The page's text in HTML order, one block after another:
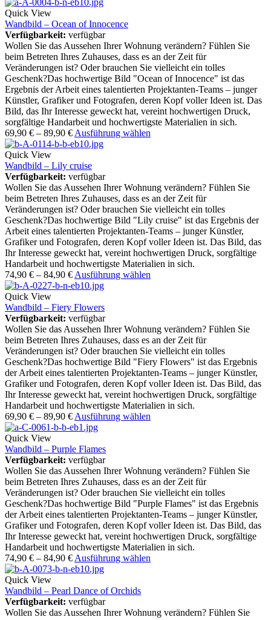
Quick View
Wandbild – Ocean of Innocence
Verfügbarkeit: verfügbar
Wollen Sie das Aussehen Ihrer Wohnung verändern? Fühlen Sie
beim Betreten Ihres Zuhauses, dass es an der Zeit für
Veränderungen ist? Oder brauchen Sie vielleicht ein tolles
Geschenk?Das hochwertige Bild "Ocean of Innocence" ist das
Ergebnis der Arbeit eines talentierten Projektanten-Teams – junger
Künstler, Grafiker und Fotografen, deren Kopf voller Ideen ist. Das
Bild, das Ihr Interesse geweckt hat, vereint hochwertigen Druck,
sorgfältige Handarbeit und hochwertigste Materialien in sich.
69,90 € – 89,90 € Ausführung wählen
Quick View
Wandbild – Lily cruise
Verfügbarkeit: verfügbar
Wollen Sie das Aussehen Ihrer Wohnung verändern? Fühlen Sie
beim Betreten Ihres Zuhauses, dass es an der Zeit für
Veränderungen ist? Oder brauchen Sie vielleicht ein tolles
Geschenk?Das hochwertige Bild "Lily cruise" ist das Ergebnis der
Arbeit eines talentierten Projektanten-Teams – junger Künstler,
Grafiker und Fotografen, deren Kopf voller Ideen ist. Das Bild, das
Ihr Interesse geweckt hat, vereint hochwertigen Druck, sorgfältige
Handarbeit und hochwertigste Materialien in sich.
74,90 € – 84,90 € Ausführung wählen
Quick View
Wandbild – Fiery Flowers
Verfügbarkeit: verfügbar
Wollen Sie das Aussehen Ihrer Wohnung verändern? Fühlen Sie
beim Betreten Ihres Zuhauses, dass es an der Zeit für
Veränderungen ist? Oder brauchen Sie vielleicht ein tolles
Geschenk?Das hochwertige Bild "Fiery Flowers" ist das Ergebnis
der Arbeit eines talentierten Projektanten-Teams – junger Künstler,
Grafiker und Fotografen, deren Kopf voller Ideen ist. Das Bild, das
Ihr Interesse geweckt hat, vereint hochwertigen Druck, sorgfältige
Handarbeit und hochwertigste Materialien in sich.
69,90 € – 89,90 € Ausführung wählen
Quick View
Wandbild – Purple Flames
Verfügbarkeit: verfügbar
Wollen Sie das Aussehen Ihrer Wohnung verändern? Fühlen Sie
beim Betreten Ihres Zuhauses, dass es an der Zeit für
Veränderungen ist? Oder brauchen Sie vielleicht ein tolles
Geschenk?Das hochwertige Bild "Purple Flames" ist das Ergebnis
der Arbeit eines talentierten Projektanten-Teams – junger Künstler,
Grafiker und Fotografen, deren Kopf voller Ideen ist. Das Bild, das
Ihr Interesse geweckt hat, vereint hochwertigen Druck, sorgfältige
Handarbeit und hochwertigste Materialien in sich.
74,90 € – 84,90 € Ausführung wählen
Quick View
Wandbild – Pearl Dance of Orchids
Verfügbarkeit: verfügbar
Wollen Sie das Aussehen Ihrer Wohnung verändern? Fühlen Sie